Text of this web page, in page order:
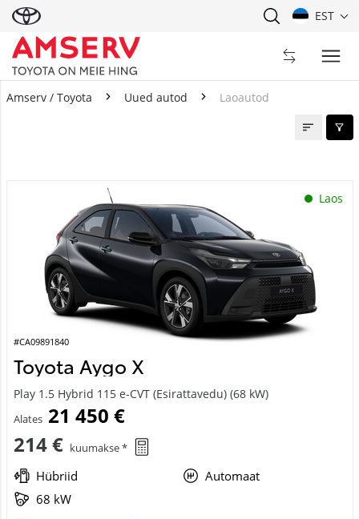
EST
Amserv / Toyota Uued autod Laoautod
Laos
#CA09891840
Toyota Aygo X
Play 1.5 Hybrid 115 e-CVT (Esirattavedu) (68 kW)
Alates 21 450 €
214 € kuumakse *
Hübriid
Automaat
68 kW